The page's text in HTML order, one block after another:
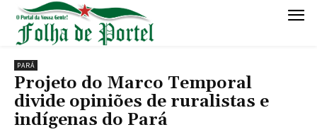
PARÁ
Projeto do Marco Temporal
divide opiniões de ruralistas e
indígenas do Pará